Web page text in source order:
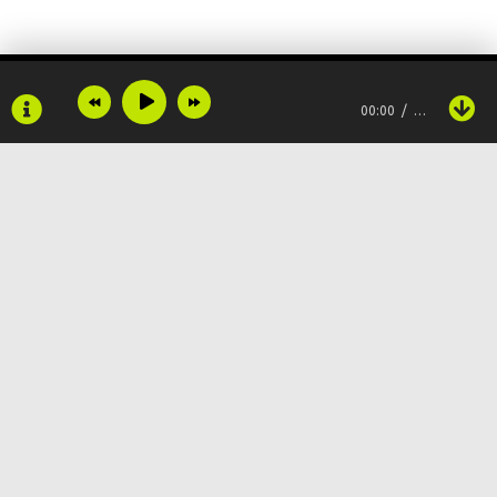
Но напишу я для тебя
Стихи из самых нежных слов
00:00